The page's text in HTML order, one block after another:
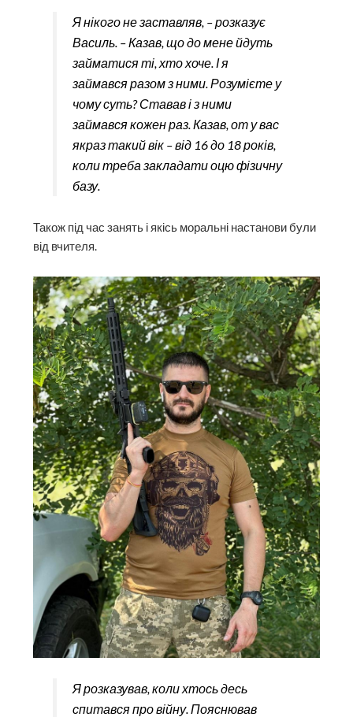
Я нікого не заставляв, – розказує
Василь. – Казав, що до мене йдуть
займатися ті, хто хоче. І я
займався разом з ними. Розумієте у
чому суть? Ставав і з ними
займався кожен раз. Казав, от у вас
якраз такий вік – від 16 до 18 років,
коли треба закладати оцю фізичну
базу.
Також під час занять і якісь моральні настанови були
від вчителя.
Я розказував, коли хтось десь
спитався про війну. Пояснював